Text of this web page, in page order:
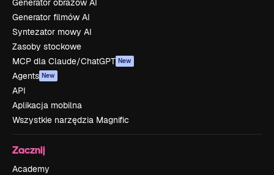
Generator obrazów AI
Generator filmów AI
Syntezator mowy AI
Zasoby stockowe
MCP dla Claude/ChatGPT New
Agents New
API
Aplikacja mobilna
Wszystkie narzędzia Magnific
Zacznij
Academy